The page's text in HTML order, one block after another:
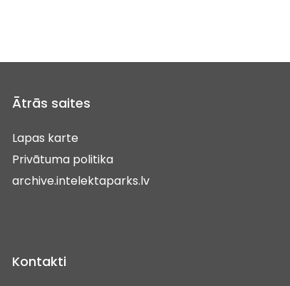
Ātrās saites
Lapas karte
Privātuma politika
archive.intelektaparks.lv
Kontakti